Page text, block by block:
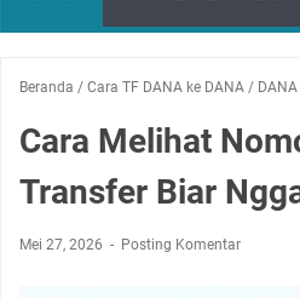
Beranda / Cara TF DANA ke DANA / DANA
Cara Melihat
Transfer Biar
Mei 27, 2026 Posting Komentar